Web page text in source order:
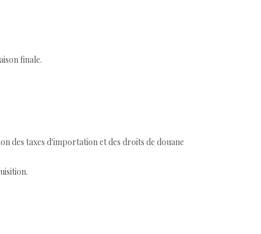
finale.
des taxes d'importation et des droits de douane